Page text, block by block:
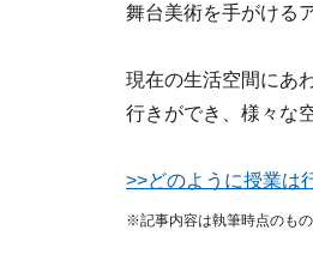
舞台美術を手がける
現在の生活空間にあ
行きができ、様々な
>>どのように授業は
※記事内容は執筆時点のも